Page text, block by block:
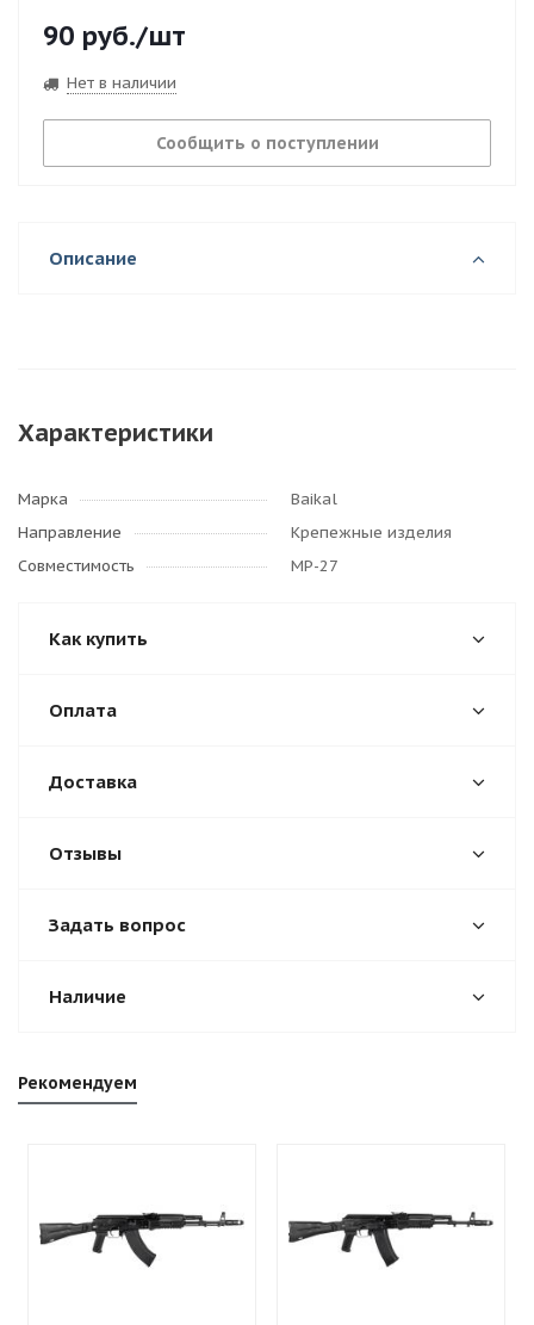
90 руб./шт
Нет в наличии
Сообщить о поступлении
Описание
Характеристики
Марка
Baikal
Направление
Крепежные изделия
Совместимость
МР-27
Как купить
Оплата
Доставка
Отзывы
Задать вопрос
Наличие
Рекомендуем